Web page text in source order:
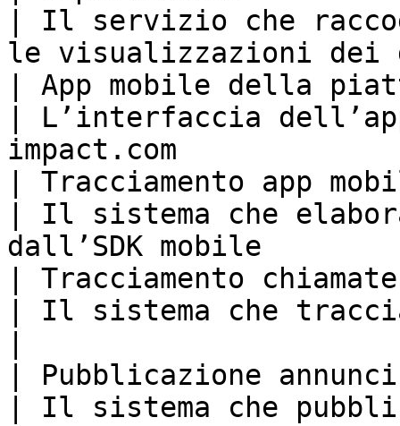
| Il servizio che
le visualizzazioni
| App mobile della
| L’interfaccia
impact.com
| Tracciamento app
| Il sistema che
dall’SDK mobile
| Tracciamento chiamate
| Il sistema che
| Pubblicazione annunci
| Il sistema che